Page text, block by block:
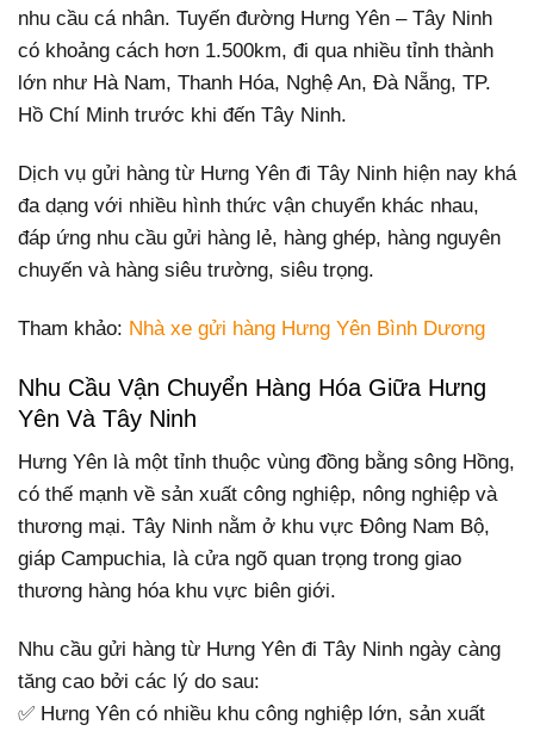
nhu cầu cá nhân. Tuyến đường Hưng Yên – Tây Ninh
có khoảng cách hơn 1.500km, đi qua nhiều tỉnh thành
lớn như Hà Nam, Thanh Hóa, Nghệ An, Đà Nẵng, TP.
Hồ Chí Minh trước khi đến Tây Ninh.
Dịch vụ gửi hàng từ Hưng Yên đi Tây Ninh hiện nay khá
đa dạng với nhiều hình thức vận chuyển khác nhau,
đáp ứng nhu cầu gửi hàng lẻ, hàng ghép, hàng nguyên
chuyến và hàng siêu trường, siêu trọng.
Tham khảo: Nhà xe gửi hàng Hưng Yên Bình Dương
Nhu Cầu Vận Chuyển Hàng Hóa Giữa Hưng
Yên Và Tây Ninh
Hưng Yên là một tỉnh thuộc vùng đồng bằng sông Hồng,
có thế mạnh về sản xuất công nghiệp, nông nghiệp và
thương mại. Tây Ninh nằm ở khu vực Đông Nam Bộ,
giáp Campuchia, là cửa ngõ quan trọng trong giao
thương hàng hóa khu vực biên giới.
Nhu cầu gửi hàng từ Hưng Yên đi Tây Ninh ngày càng
tăng cao bởi các lý do sau:
✅ Hưng Yên có nhiều khu công nghiệp lớn, sản xuất